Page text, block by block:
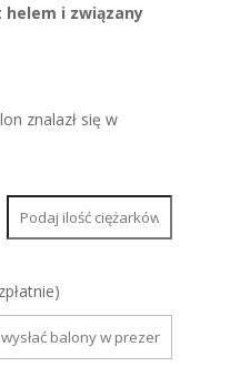
helem i związany
znalazł się w